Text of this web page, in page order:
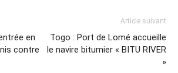
en
contre
Article suivant
Togo : Port de Lomé accueille
le navire bitumier « BITU RIVER
»